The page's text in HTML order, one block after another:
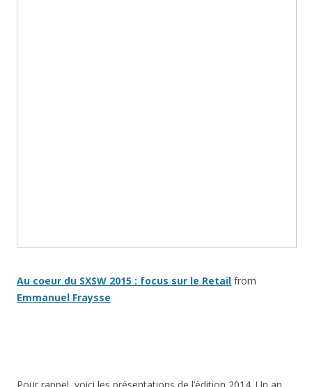
Au coeur du SXSW 2015 : focus sur le Retail from
Emmanuel Fraysse